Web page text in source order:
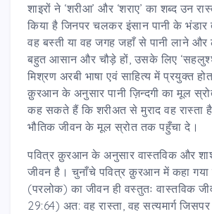
शाइरों ने ‘शरीआ’ और ‘शराए’ का शब्द उन
किया है जिनपर चलकर इंसान पानी के
वह बस्ती या वह जगह जहाँ से पानी लाने
बहुत आसान और चौड़े हों, उसके लिए
मिश्रण अरबी भाषा एवं साहित्य में प्रयुक्त
क़ुरआन के अनुसार पानी ज़िन्दगी का मूल
कह सकते हैं कि शरीअत से मुराद वह रास्ता है
भौतिक जीवन के मूल स्रोत तक पहुँचा दे।
पवित्र क़ुरआन के अनुसार वास्तविक और
जीवन है। चुनाँचे पवित्र क़ुरआन में कहा
(परलोक) का जीवन ही वस्तुतः वास्तविक
29:64) अत: वह रास्ता, वह सत्यमार्ग